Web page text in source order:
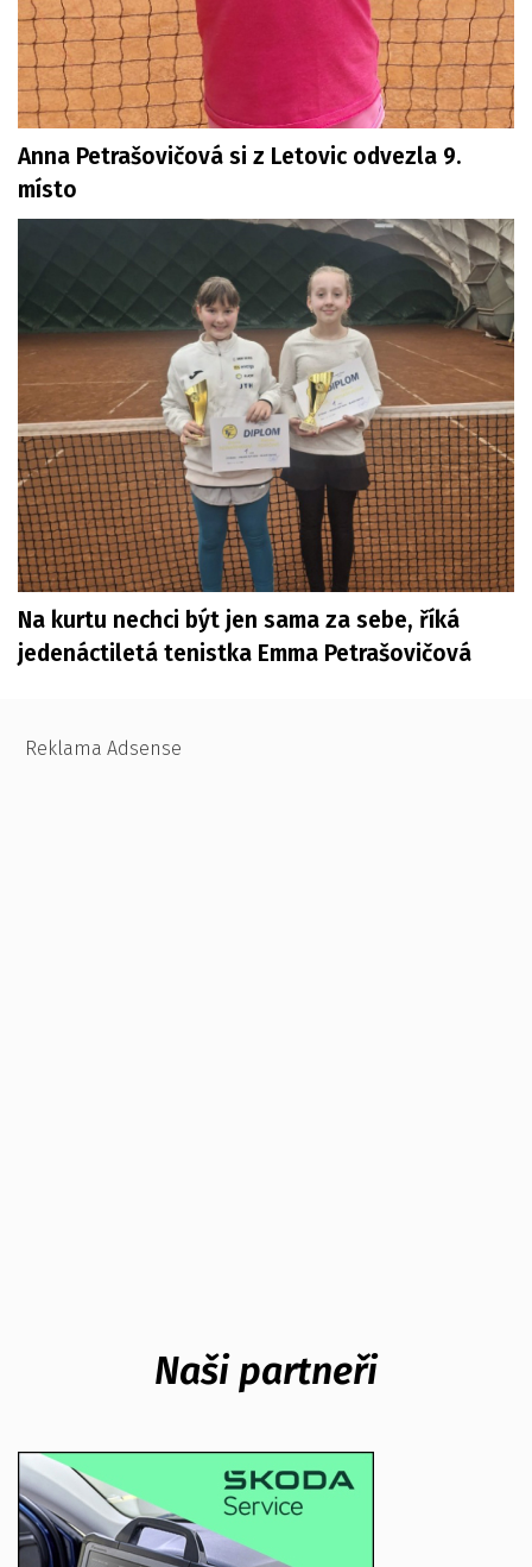
Anna Petrašovičová si z Letovic odvezla 9.
místo
Na kurtu nechci být jen sama za sebe, říká
jedenáctiletá tenistka Emma Petrašovičová
Reklama Adsense
Naši partneři